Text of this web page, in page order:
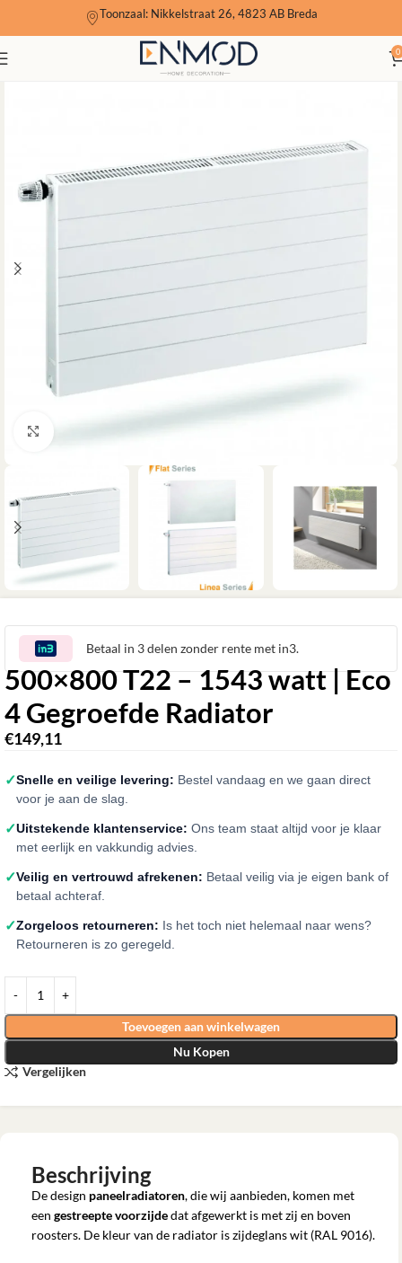
Toonzaal: Nikkelstraat 26, 4823 AB Breda
0
Klik om te vergroten
Betaal in 3 delen zonder rente met in3.
500×800 T22 – 1543 watt | Eco
4 Gegroefde Radiator
€149,11
✓Snelle en veilige levering: Bestel vandaag en we gaan direct
voor je aan de slag.
✓Uitstekende klantenservice: Ons team staat altijd voor je klaar
met eerlijk en vakkundig advies.
✓Veilig en vertrouwd afrekenen: Betaal veilig via je eigen bank of
betaal achteraf.
✓Zorgeloos retourneren: Is het toch niet helemaal naar wens?
Retourneren is zo geregeld.
Toevoegen aan winkelwagen
Nu Kopen
Vergelijken
Beschrijving
De design paneelradiatoren, die wij aanbieden, komen met
een gestreepte voorzijdedat afgewerkt is met zij en boven
roosters. De kleur van de radiator is zijdeglans wit (RAL 9016).